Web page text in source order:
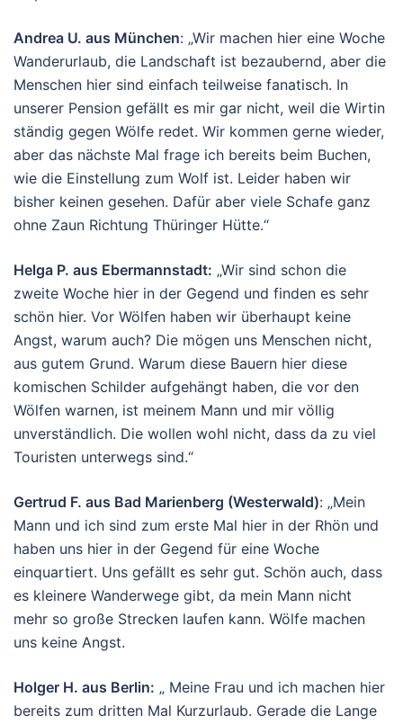
Andrea U. aus München: „Wir machen hier eine Woche
Wanderurlaub, die Landschaft ist bezaubernd, aber die
Menschen hier sind einfach teilweise fanatisch. In
unserer Pension gefällt es mir gar nicht, weil die Wirtin
ständig gegen Wölfe redet. Wir kommen gerne wieder,
aber das nächste Mal frage ich bereits beim Buchen,
wie die Einstellung zum Wolf ist. Leider haben wir
bisher keinen gesehen. Dafür aber viele Schafe ganz
ohne Zaun Richtung Thüringer Hütte.“
Helga P. aus Ebermannstadt: „Wir sind schon die
zweite Woche hier in der Gegend und finden es sehr
schön hier. Vor Wölfen haben wir überhaupt keine
Angst, warum auch? Die mögen uns Menschen nicht,
aus gutem Grund. Warum diese Bauern hier diese
komischen Schilder aufgehängt haben, die vor den
Wölfen warnen, ist meinem Mann und mir völlig
unverständlich. Die wollen wohl nicht, dass da zu viel
Touristen unterwegs sind.“
Gertrud F. aus Bad Marienberg (Westerwald): „Mein
Mann und ich sind zum erste Mal hier in der Rhön und
haben uns hier in der Gegend für eine Woche
einquartiert. Uns gefällt es sehr gut. Schön auch, dass
es kleinere Wanderwege gibt, da mein Mann nicht
mehr so große Strecken laufen kann. Wölfe machen
uns keine Angst.
Holger H. aus Berlin: „ Meine Frau und ich machen hier
bereits zum dritten Mal Kurzurlaub. Gerade die Lange